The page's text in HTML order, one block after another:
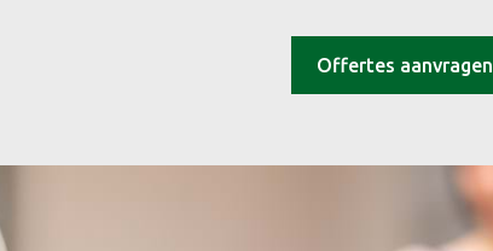
Offertes aanvragen